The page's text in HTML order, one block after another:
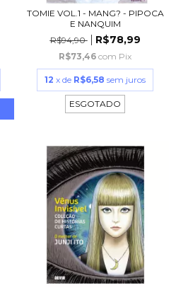
TOMIE VOL.1 - MANG? - PIPOCA
E NANQUIM
R$94,90
R$78,99
R$73,46 com Pix
12 x de R$6,58 sem juros
ESGOTADO